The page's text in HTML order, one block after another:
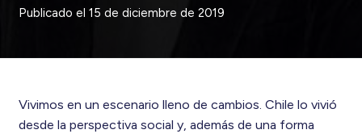
Publicado el 15 de diciembre de 2019
Vivimos en un escenario lleno de cambios. Chile lo vivió
desde la perspectiva social y, además de una forma